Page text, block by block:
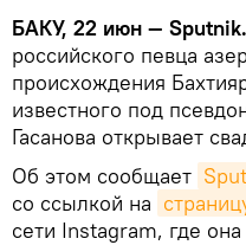
БАКУ, 22 июн — Sputnik.
российского певца
происхождения
известного под
Гасанова открывает
Об этом сообщает
со ссылкой на
сети Instagram, где